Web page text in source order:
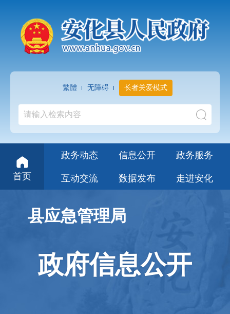
繁體 无障碍 长者关爱模式
首页
政务动态 信息公开 政务服务
互动交流 数据发布 走进安化
县应急管理局
政府信息公开